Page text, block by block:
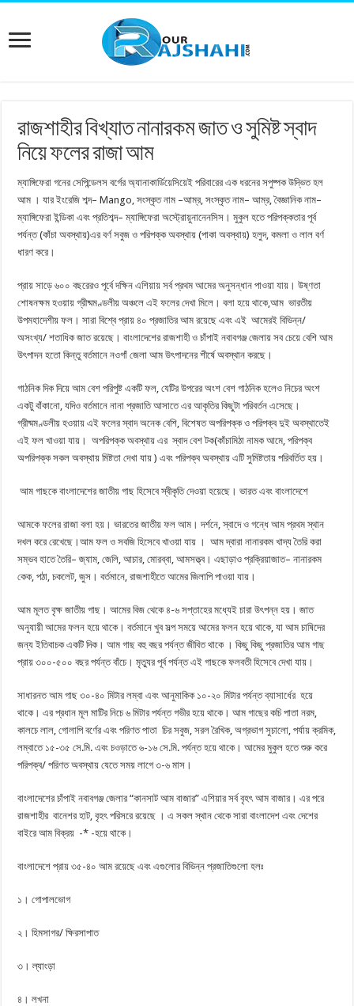
রাজশাহীর বিখ্যাত নানারকম জাত ও সুমিষ্ট স্বাদ
নিয়ে ফলের রাজা আম
ম্যাঙ্গিফেরা গনের সেপিন্ডেলস বর্গের অ্যানাকার্ডিয়েসিয়েই পরিবারের এক ধরনের সপুষ্পক উদ্ভিত হল
আম । যার ইংরেজি শব্দ– Mango, সংস্কৃত নাম –আম্র, সংস্কৃত নাম– আম্র, বৈজ্ঞানিক নাম–
ম্যাঙ্গিফেরা ইন্ডিকা এবং প্রতিশব্দ– ম্যাঙ্গিফেরা অস্ট্রোয়ুনানেনসিস। মুকুল হতে পরিপক্কতার পূর্ব
পর্যন্ত (কাঁচা অবস্থায়)এর বর্ণ সবুজ ও পরিপক্ক অবস্থায় (পাকা অবস্থায়) হলুদ, কমলা ও লাল বর্ণ
ধারণ করে।
প্রায় সাড়ে ৬০০ বছরেরও পূর্বে দক্ষিন এশিয়ায় সর্ব প্রথম আমের অনুসন্ধান পাওয়া যায়। উষ্ণতা
শোষনক্ষম হওয়ায় গ্রীষ্মমণ্ডলীয় অঞ্চলে এই ফলের দেখা মিলে। বলা হয়ে থাকে,আম ভারতীয়
উপমহাদেশীয় ফল। সারা বিশ্বে প্রায় ৪০ প্রজাতির আম রয়েছে এবং এই আমেরই বিভিন্ন/
অসংখ্য/ শতাধিক জাত রয়েছে। বাংলাদেশের রাজশাহী ও চাঁপাই নবাবগঞ্জ জেলায় সব চেয়ে বেশি আম
উৎপাদন হতো কিন্তু বর্তমানে নওগাঁ জেলা আম উৎপাদনের শীর্ষে অবস্থান করছে।
গাঠনিক দিক দিয়ে আম বেশ পরিপুষ্ট একটি ফল, যেটির উপরের অংশ বেশ গাঠনিক হলেও নিচের অংশ
একটু বাঁকানো, যদিও বর্তমানে নানা প্রজাতি আসাতে এর আকৃতির কিছুটা পরিবর্তন এসেছে।
গ্রীষ্মমণ্ডলীয় হওয়ায় এই ফলের স্বাদ অনেক বেশি, বিশেষত অপরিপক্ক ও পরিপক্ব দুই অবস্থাতেই
এই ফল খাওয়া যায়। অপরিপক্ক অবস্থায় এর স্বাদ বেশ টক(কাঁচামিঠা নামক আমে, পরিপক্ব
অপরিপক্ক সকল অবস্থায় মিষ্টতা দেখা যায় ) এবং পরিপক্ব অবস্থায় এটি সুমিষ্টতায় পরিবর্তিত হয়।
আম গাছকে বাংলাদেশের জাতীয় গাছ হিসেবে স্বীকৃতি দেওয়া হয়েছে। ভারত এবং বাংলাদেশে
আমকে ফলের রাজা বলা হয়। ভারতের জাতীয় ফল আম। দর্শনে, স্বাদে ও গন্ধে আম প্রথম স্থান
দখল করে রেখেছে।আম ফল ও সবজি হিসেবে খাওয়া যায় । আম দ্বারা নানারকম খাদ্য তৈরি করা
সম্ভব হাতে তৈরি– জ্যাম, জেলি, আচার, মোরব্বা, আমসত্ত্ব। এছাড়াও প্রক্রিয়াজাত– নানারকম
কেক, পঠা, চকলেট, জুস। বর্তমানে, রাজশাহীতে আমের জিলাপি পাওয়া যায়।
আম মূলত বৃক্ষ জাতীয় গাছ। আমের বিজ থেকে ৪-৬ সপ্তাহের মধ্যেই চারা উৎপন্ন হয়। জাত
অনুযায়ী আমের ফলন হয়ে থাকে। বর্তমানে খুব সল্প সময়ে আমের ফলন হয়ে থাকে, যা আম চাষিদের
জন্য ইতিবাচক একটি দিক। আম গাছ বহু বছর পর্যন্ত জীবিত থাকে । কিছু কিছু প্রজাতির আম গাছ
প্রায় ৩০০-৫০০ বছর পর্যন্ত বাঁচে। মৃত্যুর পূর্ব পর্যন্ত এই গাছকে ফলবতী হিসেবে দেখা যায়।
সাধারনত আম গাছ ৩০-৪০ মিটার লম্বা এবং আনুমাকিক ১০-২০ মিটার পর্যন্ত ব্যাসার্ধের হয়ে
থাকে। এর প্রধান মূল মাটির নিচে ৬ মিটার পর্যন্ত গভীর হয়ে থাকে। আম গাছের কচি পাতা নরম,
কালচে লাল, গোলাপি বর্ণের এবং পরিণত পাতা চির সবুজ, সরল রৈখিক, অগ্রভাগ সুচালো, পর্যায় ক্রমিক,
লম্বাতে ১৫-৩৫ সে.মি. এবং চওড়াতে ৬-১৬ সে.মি. পর্যন্ত হয়ে থাকে। আমের মুকুল হতে শুরু করে
পরিপক্ব/ পরিণত অবস্থায় যেতে সময় লাগে ৩-৬ মাস।
বাংলাদেশের চাঁপাই নবাবগঞ্জ জেলার “কানসাট আম বাজার” এশিয়ার সর্ব বৃহৎ আম বাজার। এর পরে
রাজশাহীর বানেশর হাট, বৃহৎ পরিসরে রয়েছে । এ সকল স্থান থেকে সারা বাংলাদেশ এবং দেশের
বাইরে আম বিক্রয় -* -হয়ে থাকে।
বাংলাদেশে প্রায় ৩৫-৪০ আম রয়েছে এবং এগুলোর বিভিন্ন প্রজাতিগুলো হলঃ
১। গোপালভোগ
২। হিমসাগর/ ক্ষিরসাপাত
৩। ল্যাংড়া
৪। লখনা